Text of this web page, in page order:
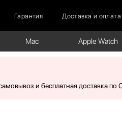
Гарантия Доставка и оплата
Mac Apple Watch
и бесплатная доставка по